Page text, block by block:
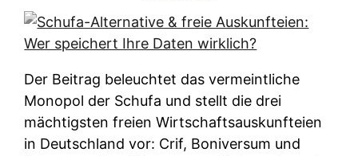
Der Beitrag beleuchtet das vermeintliche
Monopol der Schufa und stellt die drei
mächtigsten freien Wirtschaftsauskunfteien
in Deutschland vor: Crif, Boniversum und